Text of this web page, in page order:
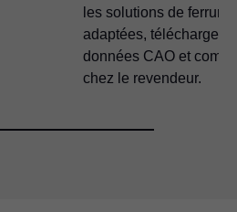
les solutions de ferrures
adaptées, télécharger
données CAO et
chez le revendeur.